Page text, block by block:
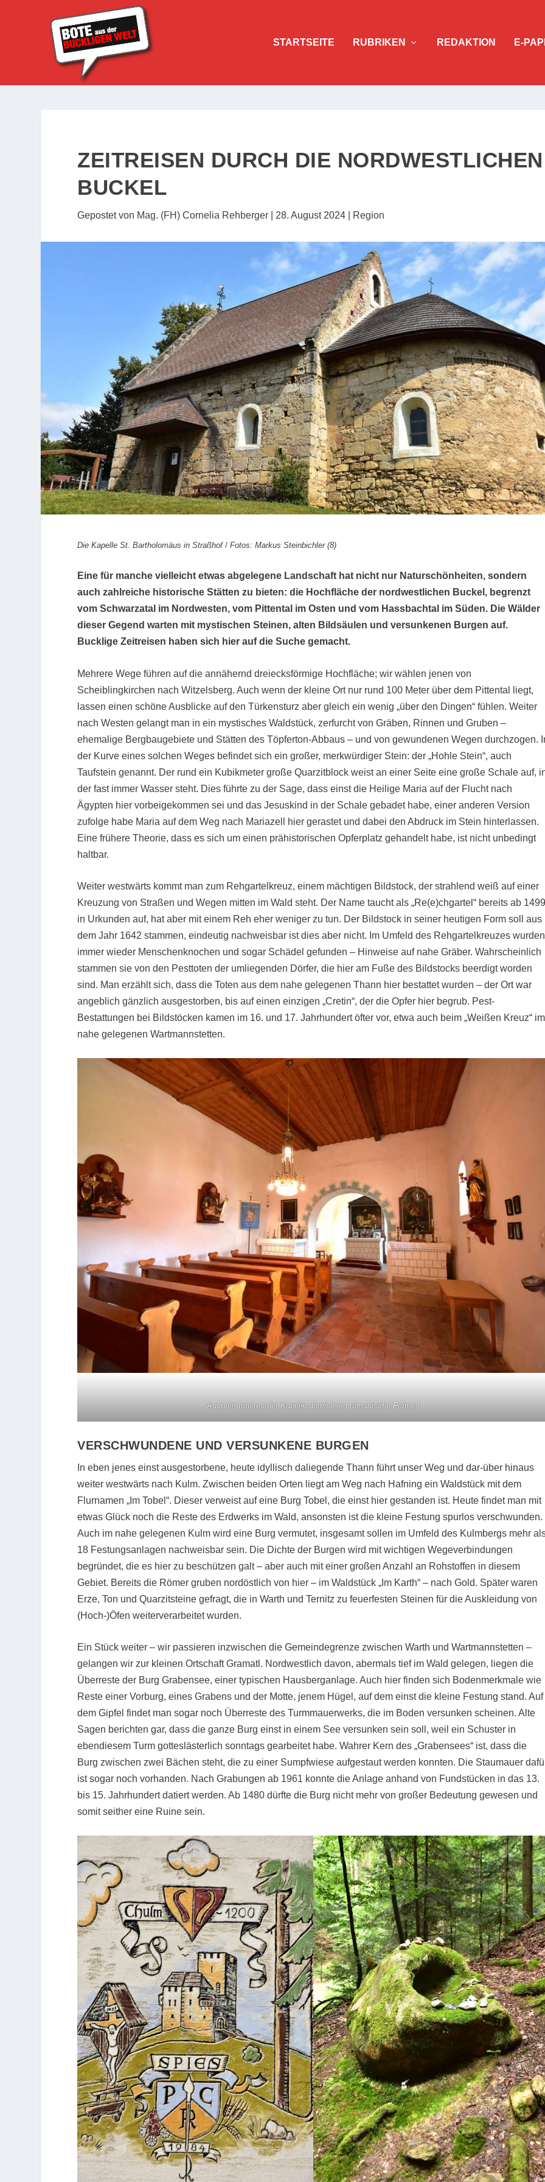
STARTSEITE RUBRIKEN REDAKTION E-
ZEITREISEN DURCH DIE NORDWESTLICHEN
BUCKEL
Gepostet von Mag. (FH) Cornelia Rehberger 28. August 2024 Region
Die Kapelle St. Bartholomäus in Straßhof/Fotos: Markus Steinbichler (8)
Eine für manche vielleicht etwas abgelegene Landschaft hat nicht nur Naturschönheiten, sondern
auch zahlreiche historische Stätten zu bieten: die Hochfläche der nordwestlichen Buckel, begrenzt
vom Schwarzatal im Nordwesten, vom Pittental im Osten und vom Hassbachtal im Süden. Die Wälder
dieser Gegend warten mit mystischen Steinen, alten Bildsäulen und versunkenen Burgen auf.
Bucklige Zeitreisen haben sich hier auf die Suche gemacht.
Mehrere Wege führen auf die annähernd dreiecksförmige Hochfläche; wir wählen jenen von
Scheiblingkirchen nach Witzelsberg. Auch wenn der kleine Ort nur rund 100 Meter über dem Pittental liegt,
lassen einen schöne Ausblicke auf den Türkensturz aber gleich ein wenig „über den Dingen“ fühlen. Weiter
nach Westen gelangt man in ein mystisches Waldstück, zerfurcht von Gräben, Rinnen und Gruben –
ehemalige Bergbaugebiete und Stätten des Töpferton-Abbaus – und von gewundenen Wegen durchzogen.
der Kurve eines solchen Weges befindet sich ein großer, merkwürdiger Stein: der „Hohle Stein“, auch
Taufstein genannt. Der rund ein Kubikmeter große Quarzitblock weist an einer Seite eine große Schale auf,
der fast immer Wasser steht. Dies führte zu der Sage, dass einst die Heilige Maria auf der Flucht nach
Ägypten hier vorbeigekommen sei und das Jesuskind in der Schale gebadet habe, einer anderen Version
zufolge habe Maria auf dem Weg nach Mariazell hier gerastet und dabei den Abdruck im Stein hinterlassen.
Eine frühere Theorie, dass es sich um einen prähistorischen Opferplatz gehandelt habe, ist nicht unbedingt
haltbar.
Weiter westwärts kommt man zum Rehgartelkreuz, einem mächtigen Bildstock, der strahlend weiß auf einer
Kreuzung von Straßen und Wegen mitten im Wald steht. Der Name taucht als „Re(e)chgartel“ bereits ab
in Urkunden auf, hat aber mit einem Reh eher weniger zu tun. Der Bildstock in seiner heutigen Form soll aus
dem Jahr 1642 stammen, eindeutig nachweisbar ist dies aber nicht. Im Umfeld des Rehgartelkreuzes wurden
immer wieder Menschenknochen und sogar Schädel gefunden – Hinweise auf nahe Gräber. Wahrscheinlich
stammen sie von den Pesttoten der umliegenden Dörfer, die hier am Fuße des Bildstocks beerdigt worden
sind. Man erzählt sich, dass die Toten aus dem nahe gelegenen Thann hier bestattet wurden – der Ort war
angeblich gänzlich ausgestorben, bis auf einen einzigen „Cretin“, der die Opfer hier begrub. Pest-
Bestattungen bei Bildstöcken kamen im 16. und 17. Jahrhundert öfter vor, etwa auch beim „Weißen Kreuz“ im
nahe gelegenen Wartmannstetten.
Auch im Inneren der Kapelle dominieren romanische Formen
VERSCHWUNDENE UND VERSUNKENE BURGEN
In eben jenes einst ausgestorbene, heute idyllisch daliegende Thann führt unser Weg und dar-über hinaus
weiter westwärts nach Kulm. Zwischen beiden Orten liegt am Weg nach Hafning ein Waldstück mit dem
Flurnamen „Im Tobel“. Dieser verweist auf eine Burg Tobel, die einst hier gestanden ist. Heute findet man mit
etwas Glück noch die Reste des Erdwerks im Wald, ansonsten ist die kleine Festung spurlos verschwunden.
Auch im nahe gelegenen Kulm wird eine Burg vermutet, insgesamt sollen im Umfeld des Kulmbergs mehr
18 Festungsanlagen nachweisbar sein. Die Dichte der Burgen wird mit wichtigen Wegeverbindungen
begründet, die es hier zu beschützen galt – aber auch mit einer großen Anzahl an Rohstoffen in diesem
Gebiet. Bereits die Römer gruben nordöstlich von hier – im Waldstück „Im Karth“ – nach Gold. Später waren
Erze, Ton und Quarzitsteine gefragt, die in Warth und Ternitz zu feuerfesten Steinen für die Auskleidung von
(Hoch-)Öfen weiterverarbeitet wurden.
Ein Stück weiter – wir passieren inzwischen die Gemeindegrenze zwischen Warth und Wartmannstetten –
gelangen wir zur kleinen Ortschaft Gramatl. Nordwestlich davon, abermals tief im Wald gelegen, liegen die
Überreste der Burg Grabensee, einer typischen Hausberganlage. Auch hier finden sich Bodenmerkmale wie
Reste einer Vorburg, eines Grabens und der Motte, jenem Hügel, auf dem einst die kleine Festung stand. Auf
dem Gipfel findet man sogar noch Überreste des Turmmauerwerks, die im Boden versunken scheinen. Alte
Sagen berichten gar, dass die ganze Burg einst in einem See versunken sein soll, weil ein Schuster in
ebendiesem Turm gotteslästerlich sonntags gearbeitet habe. Wahrer Kern des „Grabensees“ ist, dass die
Burg zwischen zwei Bächen steht, die zu einer Sumpfwiese aufgestaut werden konnten. Die Staumauer
ist sogar noch vorhanden. Nach Grabungen ab 1961 konnte die Anlage anhand von Fundstücken in das 13.
bis 15. Jahrhundert datiert werden. Ab 1480 dürfte die Burg nicht mehr von großer Bedeutung gewesen und
somit seither eine Ruine sein.